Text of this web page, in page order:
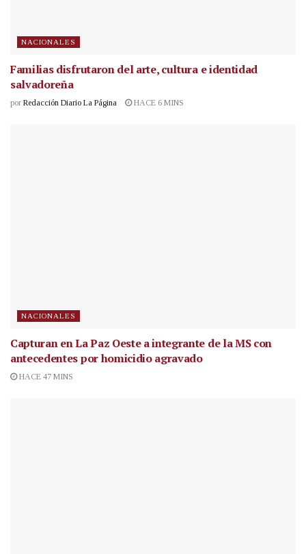
NACIONALES
Familias disfrutaron del arte, cultura e identidad
salvadoreña
por Redacción Diario La Página HACE 6 MINS
NACIONALES
Capturan en La Paz Oeste a integrante de la MS con
antecedentes por homicidio agravado
HACE 47 MINS